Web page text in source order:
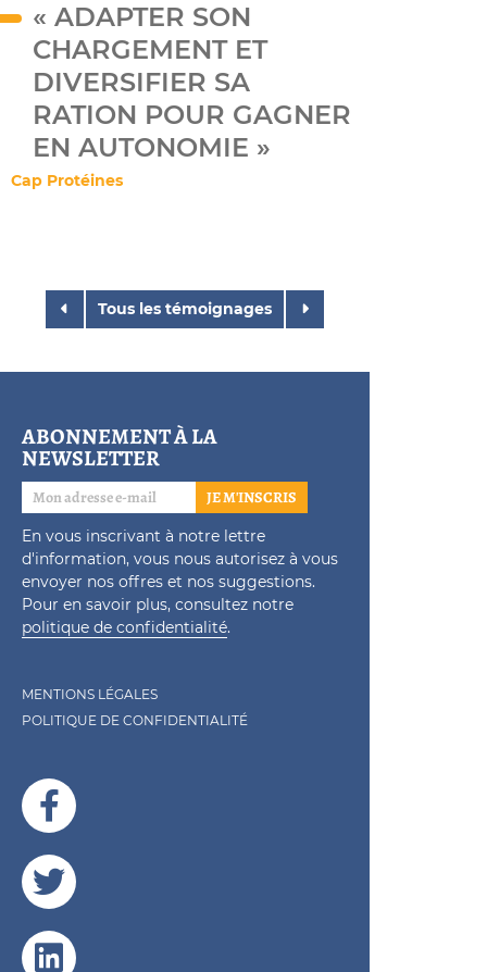
« ADAPTER SON
CHARGEMENT ET
DIVERSIFIER SA
RATION POUR GAGNER
EN AUTONOMIE »
Cap Protéines
Tous les témoignages
ABONNEMENT À LA
NEWSLETTER
JE M'INSCRIS
En vous inscrivant à notre lettre
d'information, vous nous autorisez à vous
envoyer nos offres et nos suggestions.
Pour en savoir plus, consultez notre
politique de confidentialité.
MENTIONS LÉGALES
POLITIQUE DE CONFIDENTIALITÉ